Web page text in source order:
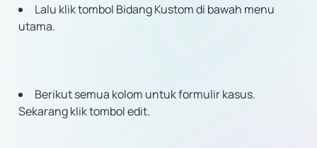
Lalu klik tombol Bidang Kustom di bawah menu
utama.
Berikut semua kolom untuk formulir kasus.
Sekarang klik tombol edit.